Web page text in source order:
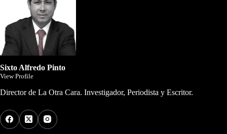
Sixto Alfredo Pinto
View Profile
Director de La Otra Cara. Investigador, Periodista y Escritor.